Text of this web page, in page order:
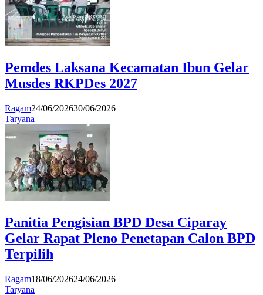
Pemdes Laksana Kecamatan Ibun Gelar
Musdes RKPDes 2027
Ragam24/06/202630/06/2026
Taryana
Panitia Pengisian BPD Desa Ciparay
Gelar Rapat Pleno Penetapan Calon BPD
Terpilih
Ragam18/06/202624/06/2026
Taryana